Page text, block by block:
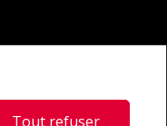
Tout refuser
une compagnie dont la
et agents d'immeuble en